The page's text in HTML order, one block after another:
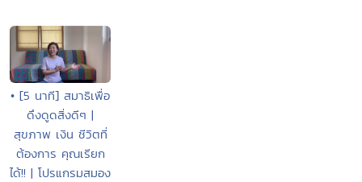
• [5 นาที] สมาธิเพื่อ
ดึงดูดสิ่งดีๆ |
สุขภาพ เงิน ชีวิตที่
ต้องการ คุณเรียก
ได้!! | โปรแกรมสมอง